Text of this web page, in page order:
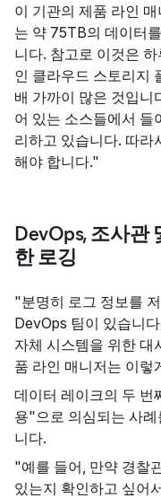
이 기관의 제품 라인
는 약 75TB의 데이터
니다. 참고로 이것은
인 클라우드 스토리지
배 가까이 많은 것입니
어 있는 소스들에서 들
리하고 있습니다. 따라
해야 합니다."
DevOps, 조사관
한 로깅
"분명히 로그 정보를
DevOps 팀이 있습니
자체 시스템을 위한 대
품 라인 매니저는 이렇
데이터 레이크의 두 번
용"으로 의심되는 사
니다.
"예를 들어, 만약 경찰
있는지 확인하고 싶어